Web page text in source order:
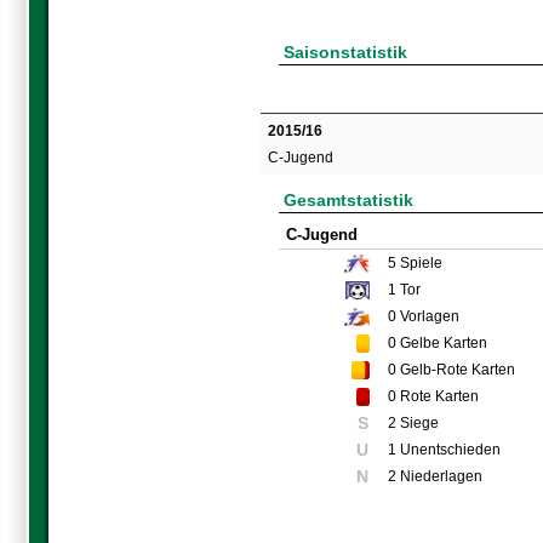
Saisonstatistik
2015/16
C-Jugend
Gesamtstatistik
C-Jugend
5 Spiele
1 Tor
0 Vorlagen
0 Gelbe Karten
0 Gelb-Rote Karten
0 Rote Karten
S 2 Siege
U 1 Unentschieden
N 2 Niederlagen